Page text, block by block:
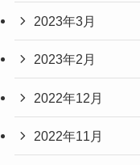
2023年3月
2023年2月
2022年12月
2022年11月